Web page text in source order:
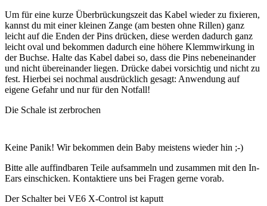
Um für eine kurze Überbrückungszeit das Kabel wieder zu fixieren,
kannst du mit einer kleinen Zange (am besten ohne Rillen) ganz
leicht auf die Enden der Pins drücken, diese werden dadurch ganz
leicht oval und bekommen dadurch eine höhere Klemmwirkung in
der Buchse. Halte das Kabel dabei so, dass die Pins nebeneinander
und nicht übereinander liegen. Drücke dabei vorsichtig und nicht zu
fest. Hierbei sei nochmal ausdrücklich gesagt: Anwendung auf
eigene Gefahr und nur für den Notfall!
Die Schale ist zerbrochen
Keine Panik! Wir bekommen dein Baby meistens wieder hin ;-)
Bitte alle auffindbaren Teile aufsammeln und zusammen mit den In-
Ears einschicken. Kontaktiere uns bei Fragen gerne vorab.
Der Schalter bei VE6 X-Control ist kaputt